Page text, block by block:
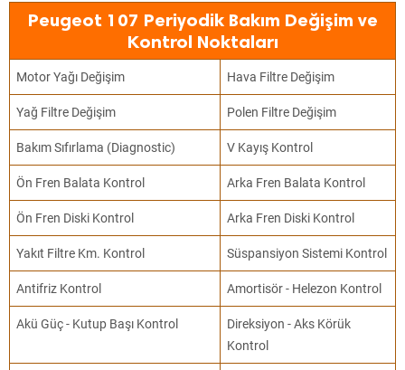
Peugeot 107 Periyodik Bakım Değişim ve
Kontrol Noktaları
Motor Yağı Değişim Hava Filtre Değişim
Yağ Filtre Değişim Polen Filtre Değişim
Bakım Sıfırlama (Diagnostic) V Kayış Kontrol
Ön Fren Balata Kontrol Arka Fren Balata Kontrol
Ön Fren Diski Kontrol Arka Fren Diski Kontrol
Yakıt Filtre Km. Kontrol Süspansiyon Sistemi Kontrol
Antifriz Kontrol Amortisör - Helezon Kontrol
Akü Güç - Kutup Başı Kontrol
Direksiyon - Aks Körük
Kontrol